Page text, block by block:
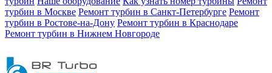
турбин в Москве Ремонт турбин в Санкт-Петербурге Ремонт
турбин в Ростове-на-Дону Ремонт турбин в Краснодаре
Ремонт турбин в Нижнем Новгороде